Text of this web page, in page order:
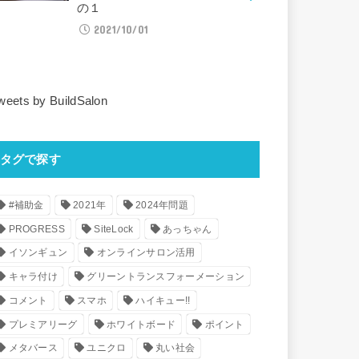
の１
2021/10/01
by BuildSalon
タグで探す
#補助金 2021年 2024年問題
PROGRESS SiteLock あっちゃん
イソンギュン オンラインサロン活用
キャラ付け グリーントランスフォーメーション
コメント スマホ ハイキュー!!
プレミアリーグ ホワイトボード ポイント
メタバース ユニクロ 丸い社会